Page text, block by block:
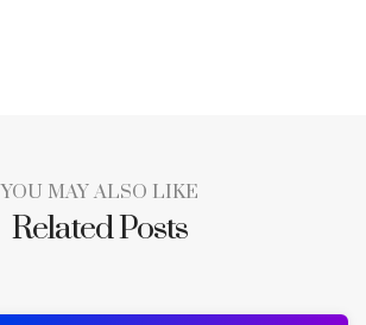
YOU MAY ALSO LIKE
Related Posts